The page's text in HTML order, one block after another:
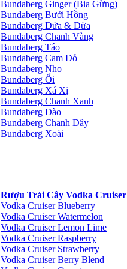
Bundaberg Ginger (Bia Gừng)
Bundaberg Bưởi Hồng
Bundaberg Dứa & Dừa
Bundaberg Chanh Vàng
Bundaberg Táo
Bundaberg Cam Đỏ
Bundaberg Nho
Bundaberg Ổi
Bundaberg Xá Xị
Bundaberg Chanh Xanh
Bundaberg Đào
Bundaberg Chanh Dây
Bundaberg Xoài
Rượu Trái Cây Vodka Cruiser
Vodka Cruiser Blueberry
Vodka Cruiser Watermelon
Vodka Cruiser Lemon Lime
Vodka Cruiser Raspberry
Vodka Cruiser Strawberry
Vodka Cruiser Berry Blend